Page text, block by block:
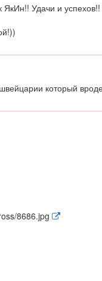
ЯкИн!! Удачи и успехов!!
который
8686.jpg